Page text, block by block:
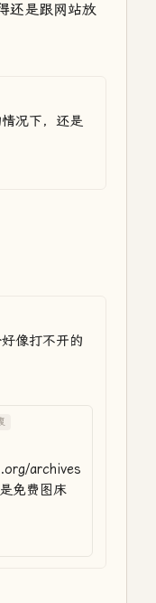
还是跟网站放
况下，还是
像打不开的
archives
免费图床